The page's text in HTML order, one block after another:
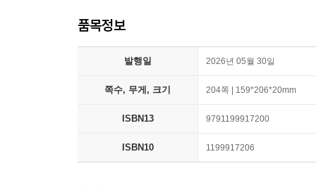
품목정보
발행일 2026년 05월 30일
쪽수, 무게, 크기 204쪽 | 159*206*20mm
ISBN13 9791199917200
ISBN10 1199917206